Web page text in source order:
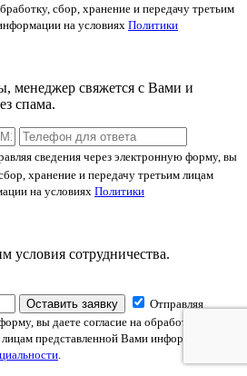
сбор, хранение и передачу третьим
на условиях Политики
менеджер свяжется с Вами и
спама.
сведения через электронную форму, вы
хранение и передачу третьим лицам
на условиях Политики
условия сотрудничества.
Оставить заявку
Отправляя
вы даете согласие на обработку, сбор,
представленной Вами информации на